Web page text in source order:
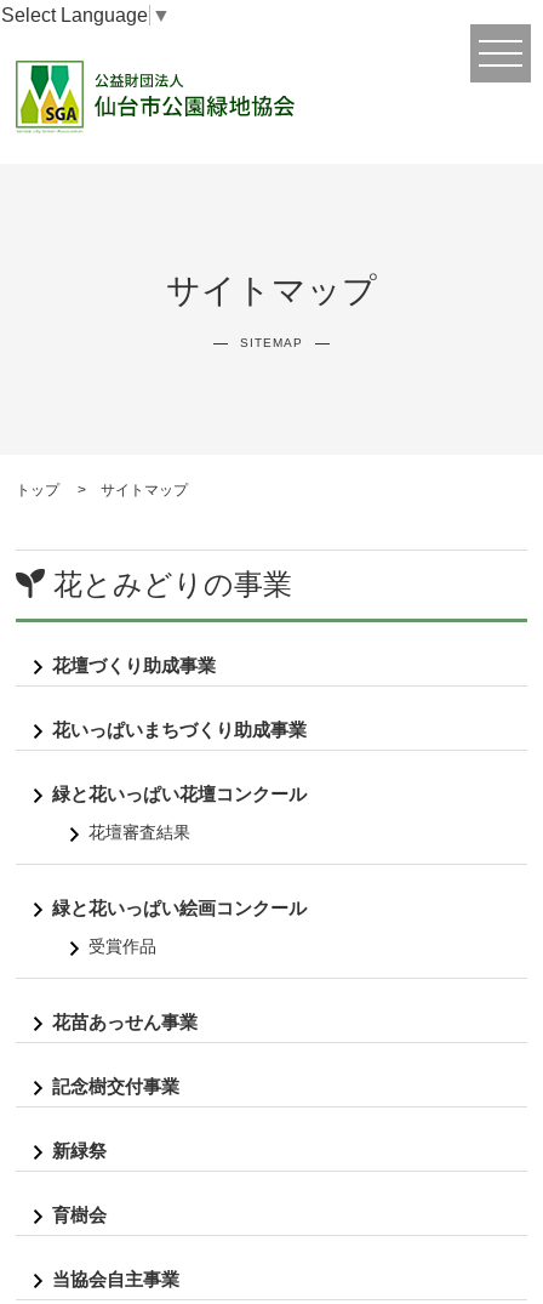
Select Language ▼
サイトマップ
SITEMAP
トップ サイトマップ
花とみどりの事業
花壇づくり助成事業
花いっぱいまちづくり助成事業
緑と花いっぱい花壇コンクール
花壇審査結果
緑と花いっぱい絵画コンクール
受賞作品
花苗あっせん事業
記念樹交付事業
新緑祭
育樹会
当協会自主事業